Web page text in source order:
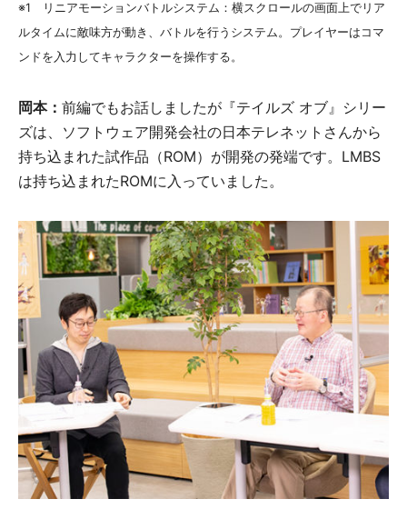
※1 リニアモーションバトルシステム：横スクロールの画面上でリア
ルタイムに敵味方が動き、バトルを行うシステム。プレイヤーはコマ
ンドを入力してキャラクターを操作する。
岡本： 前編でもお話しましたが『テイルズ オブ』シリー
ズは、ソフトウェア開発会社の日本テレネットさんから
持ち込まれた試作品（ROM）が開発の発端です。LMBS
は持ち込まれたROMに入っていました。